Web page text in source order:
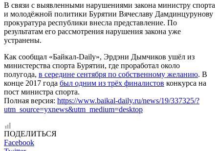
В связи с выявленными нарушениями закона министру спорта
и молодёжной политики Бурятии Вячеславу Дамдинцурунову
прокуратура республики внесла представление. По
результатам его рассмотрения нарушения закона уже
устранены.
Как сообщал «Байкал-Daily», Эрдэни Дымчиков ушёл из
министерства спорта Бурятии, где проработал около
полугода, в середине сентября по собственному желанию. В
конце 2017 года был одним из трёх финалистов конкурса на
пост министра спорта.
Полная версия: https://www.baikal-daily.ru/news/19/337325/?
utm_source=yxnews&utm_medium=desktop
ПОДЕЛИТЬСЯ
Facebook